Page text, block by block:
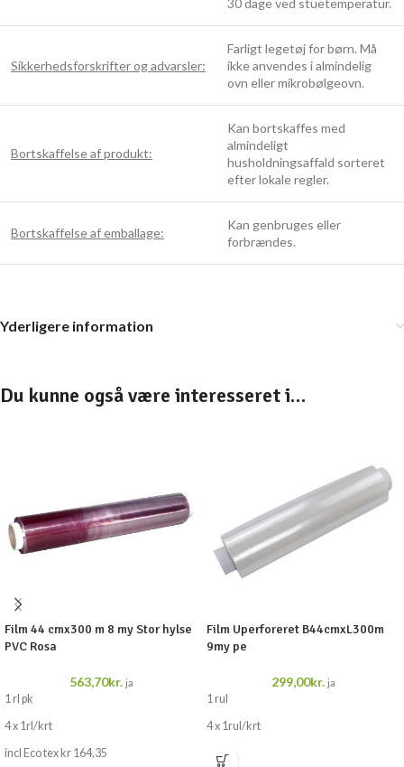
30 dage ved stuetemperatur.
Sikkerhedsforskrifter og advarsler:
Farligt legetøj for børn. Må
ikke anvendes i almindelig
ovn eller mikrobølgeovn.
Bortskaffelse af produkt:
Kan bortskaffes med
almindeligt
husholdningsaffald sorteret
efter lokale regler.
Bortskaffelse af emballage:
Kan genbruges eller
forbrændes.
Yderligere information
Du kunne også være interesseret i…
Film 44 cmx300 m 8 my Stor hylse
PVC Rosa
563,70kr. ja
1 rl pk
4 x 1rl/krt
incl Eco tex kr 164,35
Film Uperforeret B44cmxL300m
9my pe
299,00kr. ja
1 rul
4 x 1rul/krt